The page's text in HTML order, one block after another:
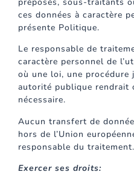
ces données à caractère
présente Politique.
Le responsable de
caractère personnel de
où une loi, une procédure
autorité publique rendrait
nécessaire.
Aucun transfert de
hors de l’Union
responsable du traitement.
Exercer ses droits: